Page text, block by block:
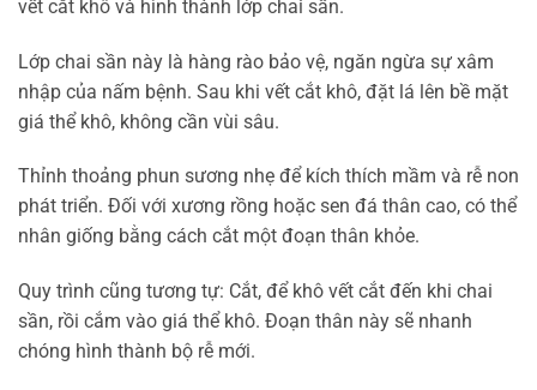
vết cắt khô và hình thành lớp chai sần.
Lớp chai sần này là hàng rào bảo vệ, ngăn ngừa sự xâm
nhập của nấm bệnh. Sau khi vết cắt khô, đặt lá lên bề mặt
giá thể khô, không cần vùi sâu.
Thỉnh thoảng phun sương nhẹ để kích thích mầm và rễ non
phát triển. Đối với xương rồng hoặc sen đá thân cao, có thể
nhân giống bằng cách cắt một đoạn thân khỏe.
Quy trình cũng tương tự: Cắt, để khô vết cắt đến khi chai
sần, rồi cắm vào giá thể khô. Đoạn thân này sẽ nhanh
chóng hình thành bộ rễ mới.